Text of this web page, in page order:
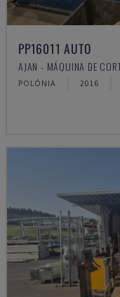
PP16011 AUTO
AJAN - MÁQUINA DE
POLÓNIA 2016